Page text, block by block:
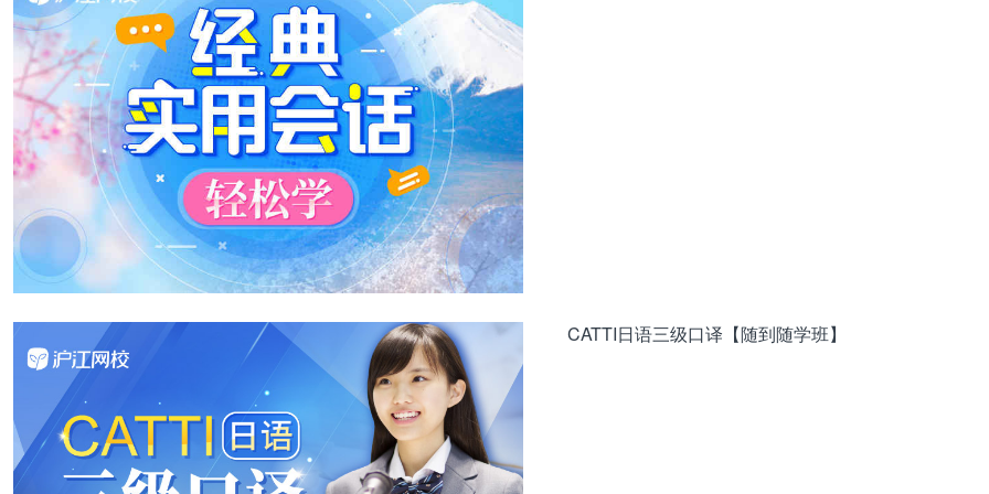
CATTI日语三级口译【随到随学班】